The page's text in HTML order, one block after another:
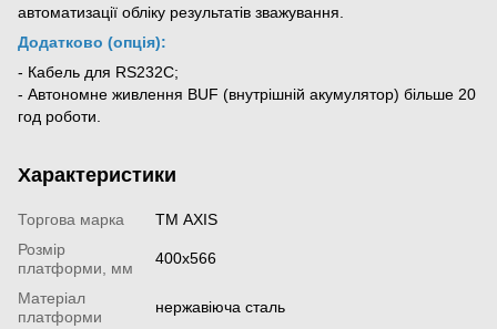
автоматизації обліку результатів зважування.
Додатково (опція):
- Кабель для RS232С;
- Автономне живлення BUF (внутрішній акумулятор) більше 20
год роботи.
Характеристики
Торгова марка
ТМ AXIS
Розмір
платформи, мм
400х566
Матеріал
платформи
нержавіюча сталь